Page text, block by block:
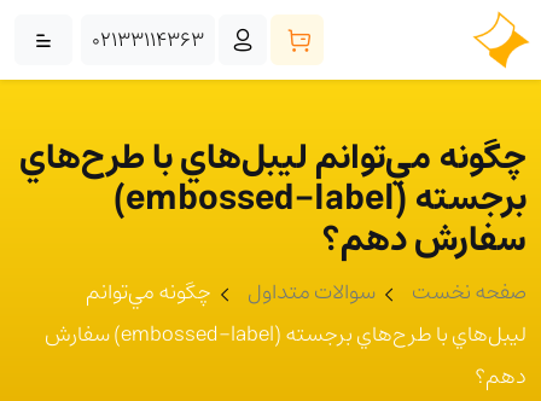
02133114363
چگونه مي‌توانم ليبل‌هاي با طرح‌هاي
برجسته (embossed-label)
سفارش دهم؟
صفحه نخست سوالات متداول
چگونه مي‌توانم
ليبل‌هاي با طرح‌هاي برجسته (embossed-label) سفارش
دهم؟